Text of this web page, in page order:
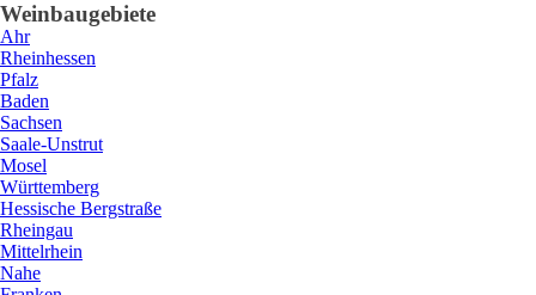
Weinbaugebiete
Ahr
Rheinhessen
Pfalz
Baden
Sachsen
Saale-Unstrut
Mosel
Württemberg
Hessische Bergstraße
Rheingau
Mittelrhein
Nahe